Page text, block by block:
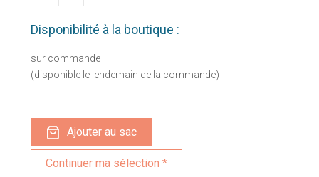
Disponibilité à la boutique :
sur commande
(disponible le lendemain de la commande)
Ajouter au sac